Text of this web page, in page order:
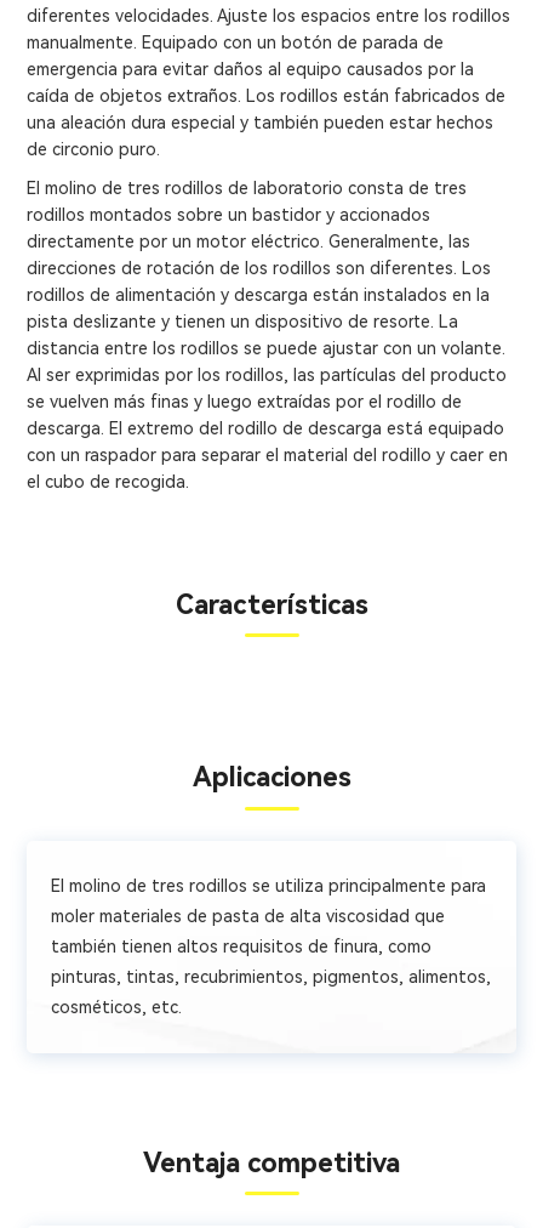
diferentes velocidades. Ajuste los espacios entre los rodillos
manualmente. Equipado con un botón de parada de
emergencia para evitar daños al equipo causados ​​por la
caída de objetos extraños. Los rodillos están fabricados de
una aleación dura especial y también pueden estar hechos
de circonio puro.
El molino de tres rodillos de laboratorio consta de tres
rodillos montados sobre un bastidor y accionados
directamente por un motor eléctrico. Generalmente, las
direcciones de rotación de los rodillos son diferentes. Los
rodillos de alimentación y descarga están instalados en la
pista deslizante y tienen un dispositivo de resorte. La
distancia entre los rodillos se puede ajustar con un volante.
Al ser exprimidas por los rodillos, las partículas del producto
se vuelven más finas y luego extraídas por el rodillo de
descarga. El extremo del rodillo de descarga está equipado
con un raspador para separar el material del rodillo y caer en
el cubo de recogida.
Características
Aplicaciones
El molino de tres rodillos se utiliza principalmente para
moler materiales de pasta de alta viscosidad que
también tienen altos requisitos de finura, como
pinturas, tintas, recubrimientos, pigmentos, alimentos,
cosméticos, etc.
Ventaja competitiva